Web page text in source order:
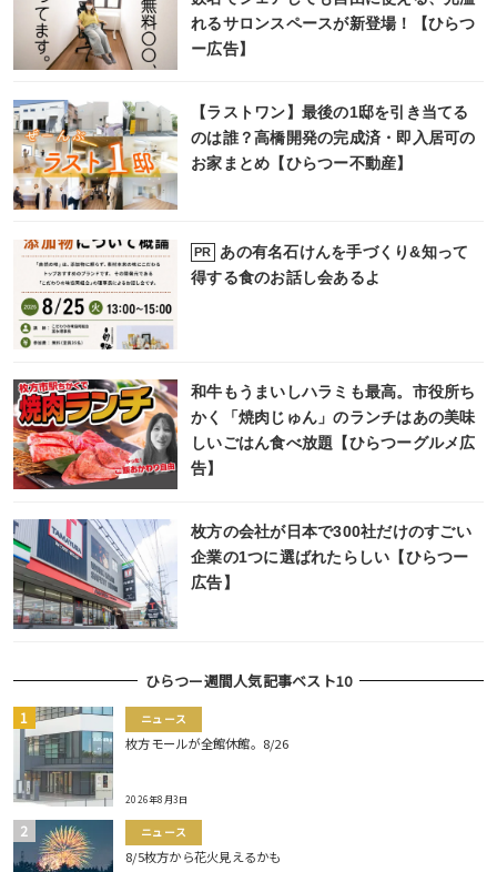
れるサロンスペースが新登場！【ひらつ
ー広告】
【ラストワン】最後の1邸を引き当てる
のは誰？高橋開発の完成済・即入居可の
お家まとめ【ひらつー不動産】
PR
あの有名石けんを手づくり&知って
得する食のお話し会あるよ
和牛もうまいしハラミも最高。市役所ち
かく「焼肉じゅん」のランチはあの美味
しいごはん食べ放題【ひらつーグルメ広
告】
枚方の会社が日本で300社だけのすごい
企業の1つに選ばれたらしい【ひらつー
広告】
ひらつー週間人気記事ベスト10
ニュース
枚方モールが全館休館。8/26
2026年8月3日
ニュース
8/5枚方から花火見えるかも